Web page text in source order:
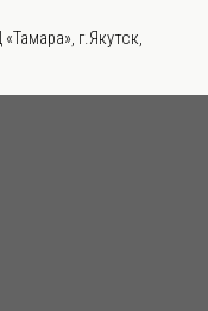
«Тамара», г.Якутск,